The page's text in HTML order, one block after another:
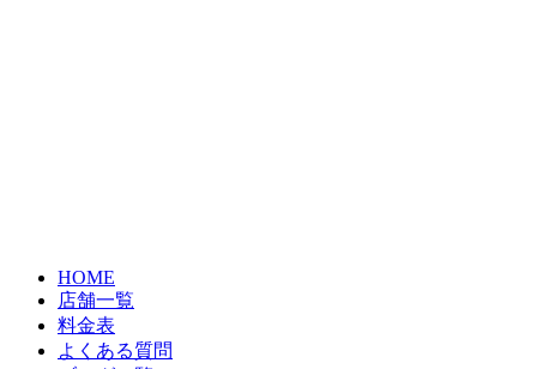
HOME
店舗一覧
料金表
よくある質問